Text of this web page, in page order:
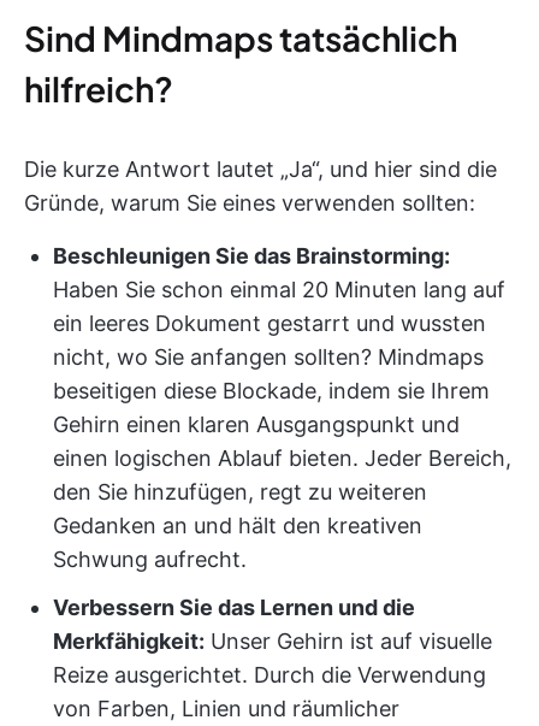
Sind Mindmaps tatsächlich
hilfreich?
Die kurze Antwort lautet „Ja“, und hier sind die
Gründe, warum Sie eines verwenden sollten:
Beschleunigen Sie das Brainstorming:
Haben Sie schon einmal 20 Minuten lang auf
ein leeres Dokument gestarrt und wussten
nicht, wo Sie anfangen sollten? Mindmaps
beseitigen diese Blockade, indem sie Ihrem
Gehirn einen klaren Ausgangspunkt und
einen logischen Ablauf bieten. Jeder Bereich,
den Sie hinzufügen, regt zu weiteren
Gedanken an und hält den kreativen
Schwung aufrecht.
Verbessern Sie das Lernen und die
Merkfähigkeit: Unser Gehirn ist auf visuelle
Reize ausgerichtet. Durch die Verwendung
von Farben, Linien und räumlicher